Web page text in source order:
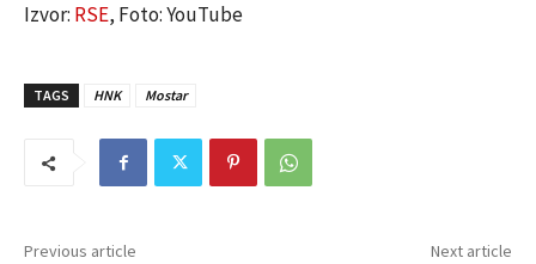
Izvor: RSE, Foto: YouTube
TAGS HNK Mostar
Previous article Next article